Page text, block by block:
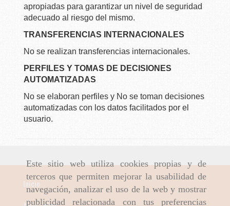
Este sitio web utiliza cookies propias y de
terceros que permiten mejorar la usabilidad de
navegación, analizar el uso de la web y mostrar
publicidad relacionada con tus preferencias
apropiadas para garantizar un nivel de seguridad
adecuado al riesgo del mismo.
TRANSFERENCIAS INTERNACIONALES
No se realizan transferencias internacionales.
PERFILES Y TOMAS DE DECISIONES
AUTOMATIZADAS
No se elaboran perfiles y No se toman decisiones
automatizadas con los datos facilitados por el
usuario.
Inicio